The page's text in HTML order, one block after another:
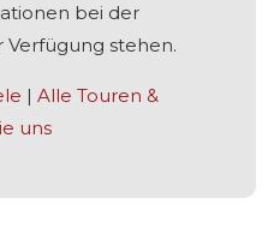
bei der
Verfügung stehen.
| Alle Touren &
uns